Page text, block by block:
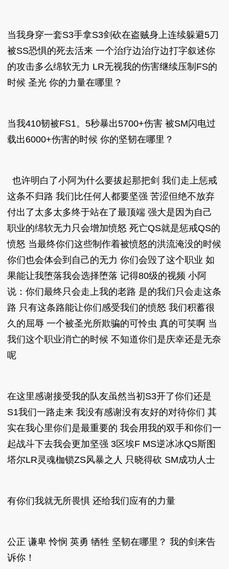
当我身穿一套S3手拿S3剑砍在盗贼身上连续躲避5刀
被SS恐惧的死去活来 一个治疗边治疗边打字叙述你
的攻击多么绵软无力 LR无视我的伤害继续压制FS的
时候 圣光 你的力量在哪里？
当我410韧被FS1。5秒暴出5700+伤害 被SM闪电过
载出6000+伤害的时候 你的坚韧在哪里？
也许明白了小阿为什么要拔起那把剑 我们走上惩戒
这条不归路 我们比任何人都要坚强 苦涩但绝不放弃
付出了太多太多终于站在了最顶端 强大是因为自己
职业的绵软无力只会增加愤怒 死亡QS就是惩戒QS的
愤怒 当最终你们这些制作着被愤怒的洪流淹没的时候
你们也会体会到自己的无力 你们会毁了这个职业 如
果能让我堕落我会选择堕落 记得80级的视频 小阿
说：你们最终只会走上我的老路 是的我们只会走这条
路 只有这条路能让你们感受我们的愤怒 我们积蓄很
久的屈辱 一个被圣光所欺骗的可怜虫 真的可笑啊 当
我们这个职业消亡的时候 不知道你们是庆幸还是无奈
呢
在这里感谢接受我的队友虽然当初S3开了你们还是
S1我们一路走来 我没有感谢没有友好的对待你们 其
实在我心里你们是最重要的 我会用我的双手和你们一
起战斗下去我会更加坚强 3区埃F MS逆冰冰QS斯图
塔尔LR灵魂枷锁ZS风暴之人 只晓得砍 SM成功人士
有你们我就无所畏惧 还给我们应有的力量
公正 谦卑 怜悯 英勇 牺牲 坚韧在哪里？ 我的剑来告
诉你！